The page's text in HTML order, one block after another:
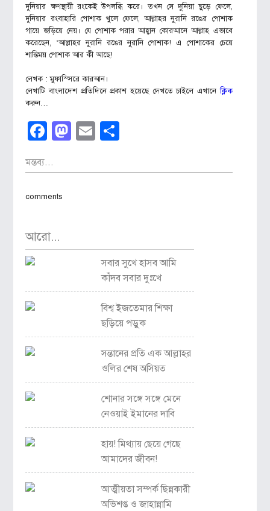
দুনিয়ার ক্ষণস্থায়ী রংকেই উপলব্ধি করে। তখন সে দুনিয়া ছুড়ে ফেলে,
দুনিয়ার রংবাহারি পোশাক খুলে ফেলে, আল্লাহর নুরানি রঙের পোশাক
গায়ে জড়িয়ে নেয়। যে পোশাক পরার আহ্বান কোরআনে আল্লাহ এভাবে
করেছেন, ‘আল্লাহর নুরানি রঙের নুরানি পোশাক! এ পোশাকের চেয়ে
শান্তিময় পোশাক আর কী আছে!
লেখক : মুফাস্সিরে কারআন।
লেখাটি বাংলাদেশ প্রতিদিনে প্রকাশ হয়েছে দেখতে চাইলে এখানেক্লিক
করুন…
Facebook
Mastodon
Email
মন্তব্য...
comments
আরো...
সবার সুখে হাসব আমি
কাঁদব সবার দুঃখে
বিশ্ব ইজতেমার শিক্ষা
ছড়িয়ে পড়ুক
সন্তানের প্রতি এক আল্লাহর
ওলির শেষ অসিয়ত
শোনার সঙ্গে সঙ্গে মেনে
নেওয়াই ইমানের দাবি
হায়! মিথ্যায় ছেয়ে গেছে
আমাদের জীবন!
আত্মীয়তা সম্পর্ক ছিন্নকারী
অভিশপ্ত ও জাহান্নামি